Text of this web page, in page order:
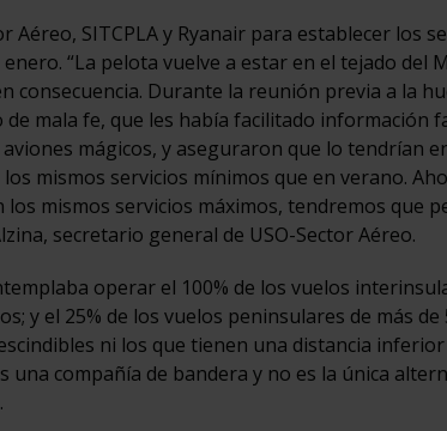
Aéreo, SITCPLA y Ryanair para establecer los
“La pelota vuelve a estar en el tejado del
consecuencia. Durante la reunión previa a la
mala fe, que les había facilitado información
mágicos, y aseguraron que lo tendrían
mismos servicios mínimos que en verano.
mismos servicios máximos, tendremos que
secretario general de USO-Sector Aéreo.
operar el 100% de los vuelos
y el 25% de los vuelos peninsulares de más
ni los que tienen una distancia
una compañía de bandera y no es la única